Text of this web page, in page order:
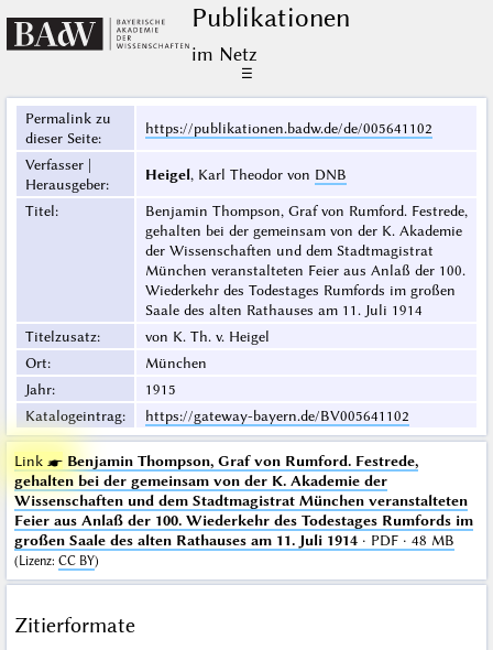
Publikationen
im Netz
☰
Permalink zu
dieser Seite:
https://publikationen.badw.de/de/005641102
Verfasser |
Herausgeber:
Heigel, Karl Theodor von DNB
Titel:
Benjamin Thompson, Graf von Rumford. Festrede,
gehalten bei der gemeinsam von der K. Akademie
der Wissenschaften und dem Stadtmagistrat
München veranstalteten Feier aus Anlaß der 100.
Wiederkehr des Todestages Rumfords im großen
Saale des alten Rathauses am 11. Juli 1914
Titelzusatz:
von K. Th. v. Heigel
Ort:
München
Jahr:
1915
Katalogeintrag: https://gateway-bayern.de/BV005641102
Link ☛ Benjamin Thompson, Graf von Rumford. Festrede,
gehalten bei der gemeinsam von der K. Akademie der
Wissenschaften und dem Stadtmagistrat München veranstalteten
Feier aus Anlaß der 100. Wiederkehr des Todestages Rumfords im
großen Saale des alten Rathauses am 11. Juli 1914· PDF · 48 MB
(Lizenz: CC BY)
Zitierformate